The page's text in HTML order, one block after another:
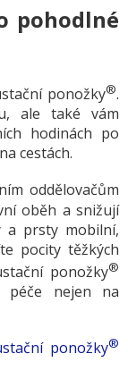
pohodlné
ponožky®.
ale také vám
hodinách po
cestách.
oddělovačům
oběh a snižují
a prsty mobilní,
pocity těžkých
ponožky®
péče nejen na
ponožky®